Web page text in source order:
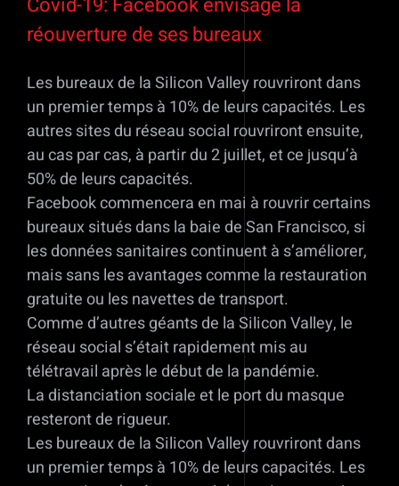
réouverture de ses bureaux
Les bureaux de la Silicon Valley rouvriront dans
un premier temps à 10% de leurs capacités. Les
autres sites du réseau social rouvriront ensuite,
au cas par cas, à partir du 2 juillet, et ce jusqu’à
50% de leurs capacités.
Facebook commencera en mai à rouvrir certains
bureaux situés dans la baie de San Francisco, si
les données sanitaires continuent à s’améliorer,
mais sans les avantages comme la restauration
gratuite ou les navettes de transport.
Comme d’autres géants de la Silicon Valley, le
réseau social s’était rapidement mis au
télétravail après le début de la pandémie.
La distanciation sociale et le port du masque
resteront de rigueur.
Les bureaux de la Silicon Valley rouvriront dans
un premier temps à 10% de leurs capacités. Les